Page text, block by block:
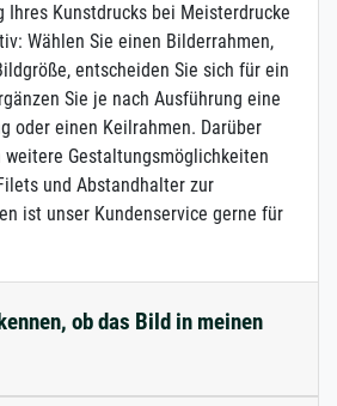
Ihres Kunstdrucks bei Meisterdrucke
Wählen Sie einen Bilderrahmen,
entscheiden Sie sich für ein
Sie je nach Ausführung eine
oder einen Keilrahmen. Darüber
weitere Gestaltungsmöglichkeiten
und Abstandhalter zur
ist unser Kundenservice gerne für
ob das Bild in meinen